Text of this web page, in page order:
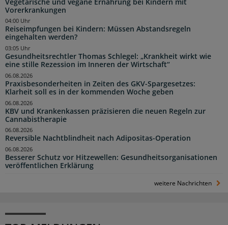
Vegetarische und vegane Ernährung bei Kindern mit
Vorerkrankungen
Reiseimpfungen bei Kindern: Müssen Abstandsregeln
eingehalten werden?
04:00 Uhr
Gesundheitsrechtler Thomas Schlegel: „Krankheit wirkt wie
eine stille Rezession im Inneren der Wirtschaft“
03:05 Uhr
Praxisbesonderheiten in Zeiten des GKV-Spargesetzes:
Klarheit soll es in der kommenden Woche geben
06.08.2026
KBV und Krankenkassen präzisieren die neuen Regeln zur
Cannabistherapie
06.08.2026
Reversible Nachtblindheit nach Adipositas-Operation
06.08.2026
Besserer Schutz vor Hitzewellen: Gesundheitsorganisationen
veröffentlichen Erklärung
06.08.2026
weitere Nachrichten